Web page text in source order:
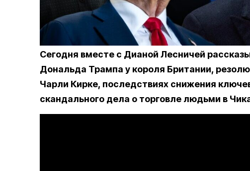
Сегодня вместе с Дианой Лесничей
Дональда Трампа у короля Британии,
Чарли Кирке, последствиях снижения
скандального дела о торговле людьми в